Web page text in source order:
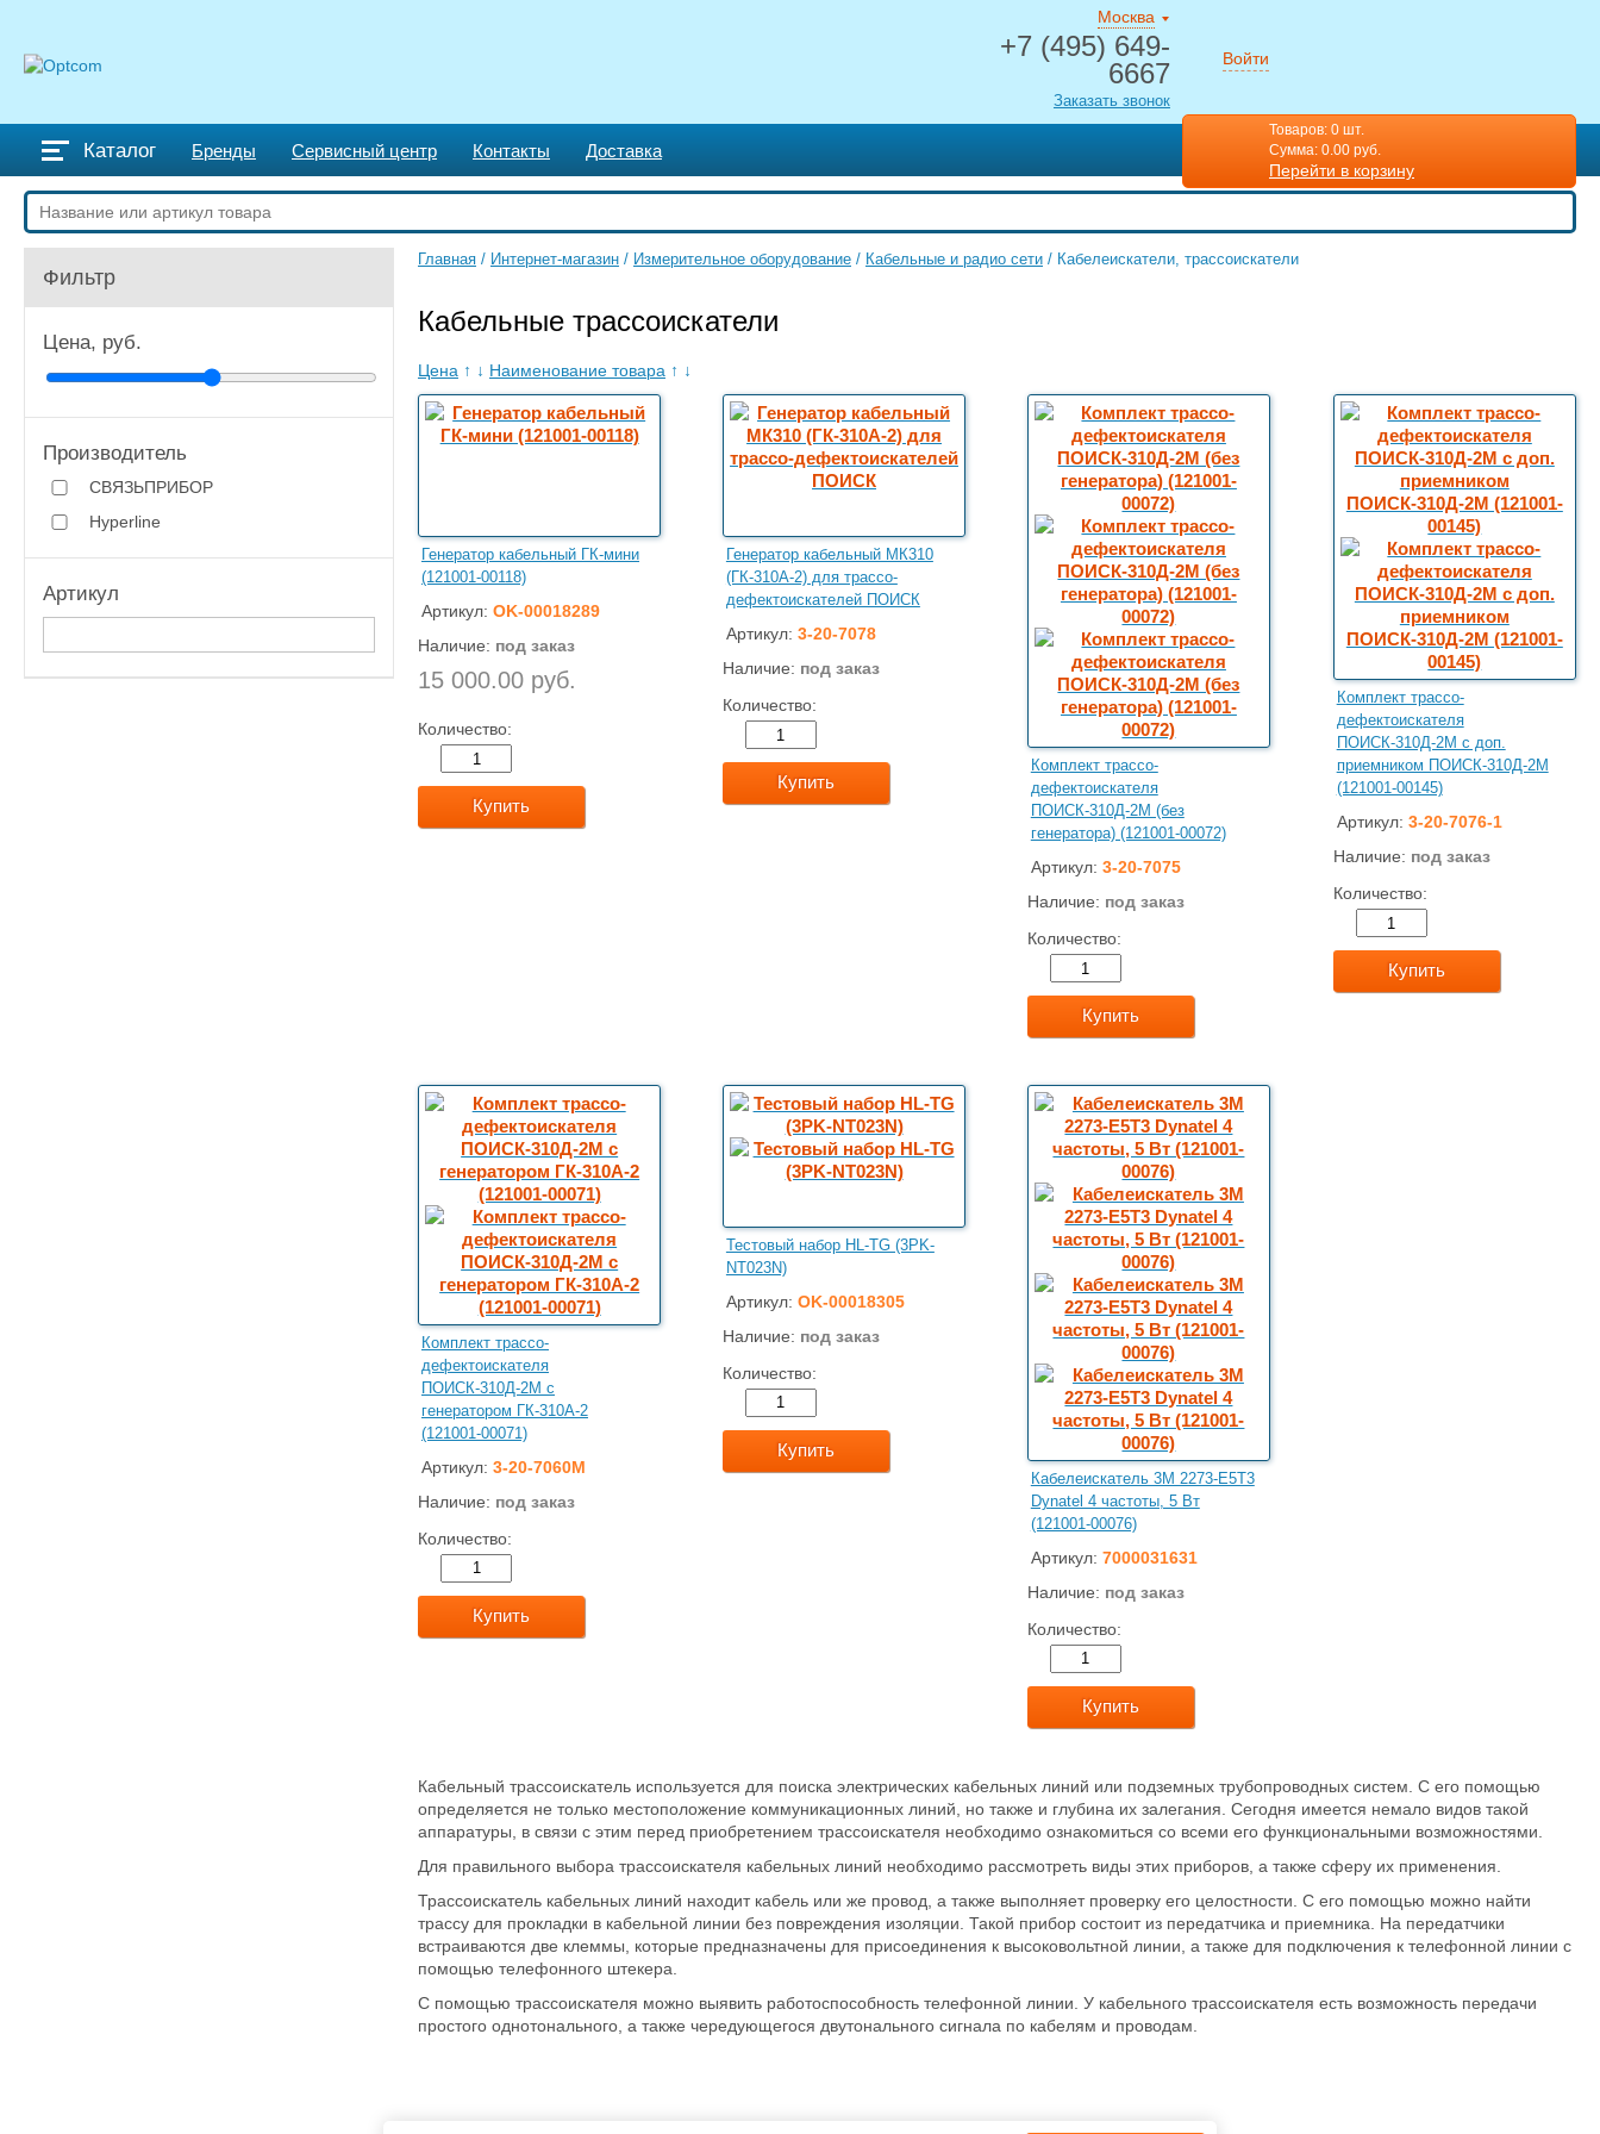
Москва
+7 (495) 649-
6667
Заказать звонок
Войти
Каталог Бренды Сервисный центр Контакты Доставка
Товаров: 0 шт.
Cумма: 0.00 руб.
Перейти в корзину
Фильтр
Цена, руб.
Производитель
СВЯЗЬПРИБОР
Hyperline
Артикул
Главная / Интернет-магазин / Измерительное оборудование / Кабельные и радио сети / Кабелеискатели, трассоискатели
Кабельные трассоискатели
Цена ↑ ↓ Наименование товара ↑ ↓
Генератор кабельный ГК-мини
(121001-00118)
Артикул: OK-00018289
Наличие: под заказ
15 000.00 руб.
Количество:
Купить
Генератор кабельный МК310
(ГК-310А-2) для трассо-
дефектоискателей ПОИСК
Артикул: 3-20-7078
Наличие: под заказ
Количество:
Купить
Комплект трассо-
дефектоискателя
ПОИСК-310Д-2M (без
генератора) (121001-00072)
Артикул: 3-20-7075
Наличие: под заказ
Количество:
Купить
Комплект трассо-
дефектоискателя
ПОИСК-310Д-2М с доп.
приемником ПОИСК-310Д-2M
(121001-00145)
Артикул: 3-20-7076-1
Наличие: под заказ
Количество:
Купить
Комплект трассо-
дефектоискателя
ПОИСК-310Д-2М с
генератором ГК-310А-2
(121001-00071)
Артикул: 3-20-7060М
Наличие: под заказ
Количество:
Купить
Тестовый набор HL-TG (3PK-
NT023N)
Артикул: OK-00018305
Наличие: под заказ
Количество:
Купить
Кабелеискатель 3M 2273-Е5Т3
Dynatel 4 частоты, 5 Вт
(121001-00076)
Артикул: 7000031631
Наличие: под заказ
Количество:
Купить
Кабельный трассоискатель используется для поиска электрических кабельных линий или подземных трубопроводных систем. С его помощью
определяется не только местоположение коммуникационных линий, но также и глубина их залегания. Сегодня имеется немало видов такой
аппаратуры, в связи с этим перед приобретением трассоискателя необходимо ознакомиться со всеми его функциональными возможностями.
Для правильного выбора трассоискателя кабельных линий необходимо рассмотреть виды этих приборов, а также сферу их применения.
Трассоискатель кабельных линий находит кабель или же провод, а также выполняет проверку его целостности. С его помощью можно найти
трассу для прокладки в кабельной линии без повреждения изоляции. Такой прибор состоит из передатчика и приемника. На передатчики
встраиваются две клеммы, которые предназначены для присоединения к высоковольтной линии, а также для подключения к телефонной линии с
помощью телефонного штекера.
С помощью трассоискателя можно выявить работоспособность телефонной линии. У кабельного трассоискателя есть возможность передачи
простого однотонального, а также чередующегося двутонального сигнала по кабелям и проводам.